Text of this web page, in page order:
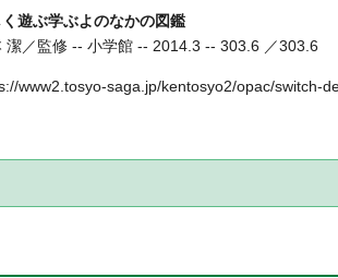
遊ぶ学ぶよのなかの図鑑
潔／監修 -- 小学館 -- 2014.3 -- 303.6 ／303.6
www2.tosyo-saga.jp/kentosyo2/opac/switch-